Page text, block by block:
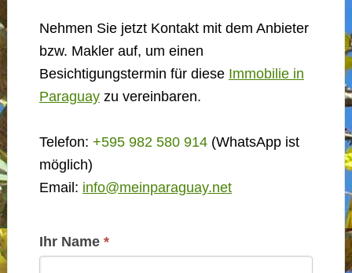
Nehmen Sie jetzt Kontakt mit dem Anbieter
bzw. Makler auf, um einen
Besichtigungstermin für diese Immobilie in
Paraguayzu vereinbaren.
Telefon: +595 982 580 914(WhatsApp ist
möglich)
Email: info@meinparaguay.net
Kontakt
Ihr Name *